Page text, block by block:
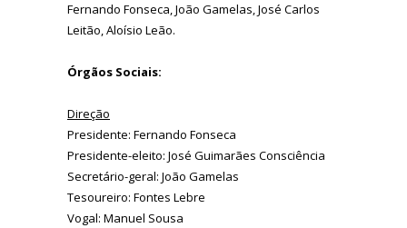
Fernando Fonseca, João Gamelas, José Carlos
Leitão, Aloísio Leão.
Órgãos Sociais:
Direção
Presidente: Fernando Fonseca
Presidente-eleito: José Guimarães Consciência
Secretário-geral: João Gamelas
Tesoureiro: Fontes Lebre
Vogal: Manuel Sousa